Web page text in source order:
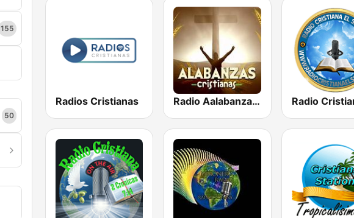
155
50
Radios Cristianas Radio Aalabanzas Cristianas